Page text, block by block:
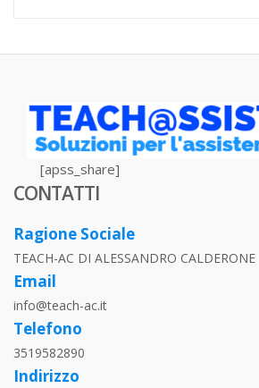
[apss_share]
CONTATTI
Ragione Sociale
TEACH-AC DI ALESSANDRO CALDERONE
Email
info@teach-ac.it
Telefono
3519582890
Indirizzo